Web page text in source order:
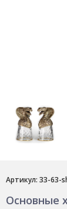
Артикул: 33-63-
Основные